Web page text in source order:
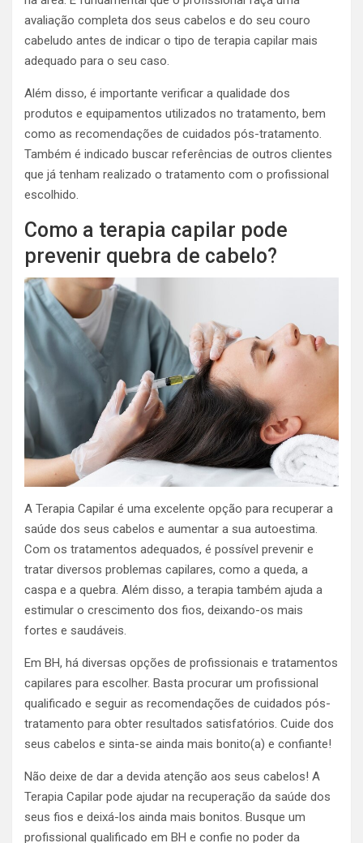
avaliação completa dos seus cabelos e do seu couro
cabeludo antes de indicar o tipo de terapia capilar mais
adequado para o seu caso.
Além disso, é importante verificar a qualidade dos
produtos e equipamentos utilizados no tratamento, bem
como as recomendações de cuidados pós-tratamento.
Também é indicado buscar referências de outros clientes
que já tenham realizado o tratamento com o profissional
escolhido.
Como a terapia capilar pode
prevenir quebra de cabelo?
A Terapia Capilar é uma excelente opção para recuperar a
saúde dos seus cabelos e aumentar a sua autoestima.
Com os tratamentos adequados, é possível prevenir e
tratar diversos problemas capilares, como a queda, a
caspa e a quebra. Além disso, a terapia também ajuda a
estimular o crescimento dos fios, deixando-os mais
fortes e saudáveis.
Em BH, há diversas opções de profissionais e tratamentos
capilares para escolher. Basta procurar um profissional
qualificado e seguir as recomendações de cuidados pós-
tratamento para obter resultados satisfatórios. Cuide dos
seus cabelos e sinta-se ainda mais bonito(a) e confiante!
Não deixe de dar a devida atenção aos seus cabelos! A
Terapia Capilar pode ajudar na recuperação da saúde dos
seus fios e deixá-los ainda mais bonitos. Busque um
profissional qualificado em BH e confie no poder da